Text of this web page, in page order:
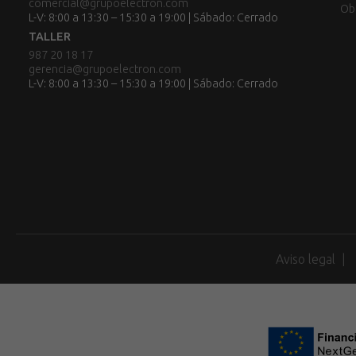
comercial@grupoelectron.com
L-V: 8:00 a 13:30 – 15:30 a 19:00 | Sábado: Cerrado
TALLER
987 20 18 17
gerencia@grupoelectron.com
L-V: 8:00 a 13:30 – 15:30 a 19:00 | Sábado: Cerrado
Aviso legal